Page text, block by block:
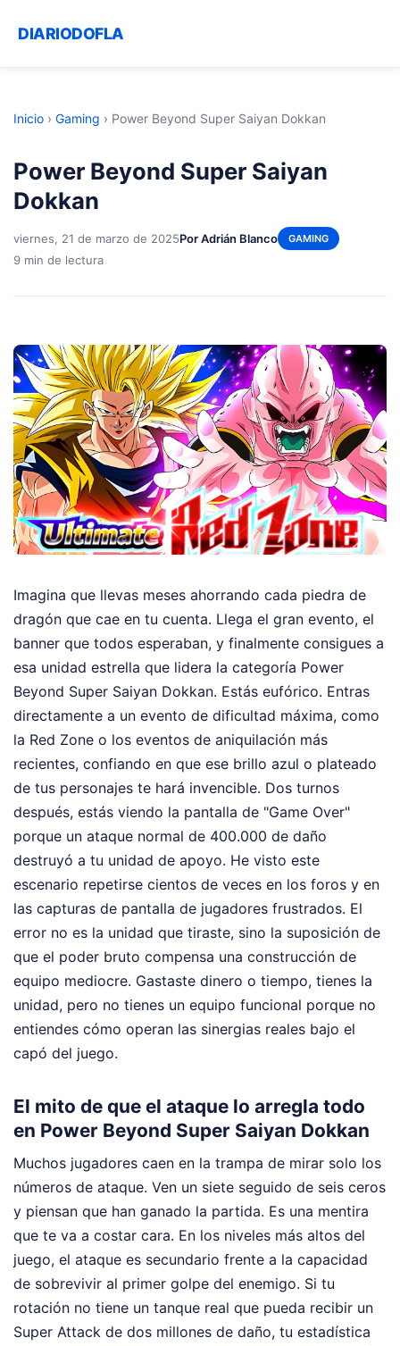
DIARIODOFLA
Inicio › Gaming › Power Beyond Super Saiyan Dokkan
Power Beyond Super Saiyan
Dokkan
viernes, 21 de marzo de 2025Por Adrián Blanco GAMING
9 min de lectura
Imagina que llevas meses ahorrando cada piedra de
dragón que cae en tu cuenta. Llega el gran evento, el
banner que todos esperaban, y finalmente consigues a
esa unidad estrella que lidera la categoría Power
Beyond Super Saiyan Dokkan. Estás eufórico. Entras
directamente a un evento de dificultad máxima, como
la Red Zone o los eventos de aniquilación más
recientes, confiando en que ese brillo azul o plateado
de tus personajes te hará invencible. Dos turnos
después, estás viendo la pantalla de "Game Over"
porque un ataque normal de 400.000 de daño
destruyó a tu unidad de apoyo. He visto este
escenario repetirse cientos de veces en los foros y en
las capturas de pantalla de jugadores frustrados. El
error no es la unidad que tiraste, sino la suposición de
que el poder bruto compensa una construcción de
equipo mediocre. Gastaste dinero o tiempo, tienes la
unidad, pero no tienes un equipo funcional porque no
entiendes cómo operan las sinergias reales bajo el
capó del juego.
El mito de que el ataque lo arregla todo
en Power Beyond Super Saiyan Dokkan
Muchos jugadores caen en la trampa de mirar solo los
números de ataque. Ven un siete seguido de seis ceros
y piensan que han ganado la partida. Es una mentira
que te va a costar cara. En los niveles más altos del
juego, el ataque es secundario frente a la capacidad
de sobrevivir al primer golpe del enemigo. Si tu
rotación no tiene un tanque real que pueda recibir un
Super Attack de dos millones de daño, tu estadística